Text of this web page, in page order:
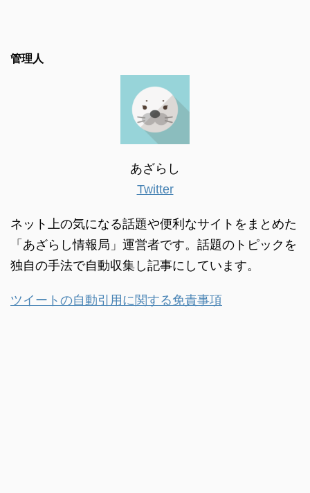
管理人
あざらし
Twitter
ネット上の気になる話題や便利なサイトをまとめた
「あざらし情報局」運営者です。話題のトピックを
独自の手法で自動収集し記事にしています。
ツイートの自動引用に関する免責事項